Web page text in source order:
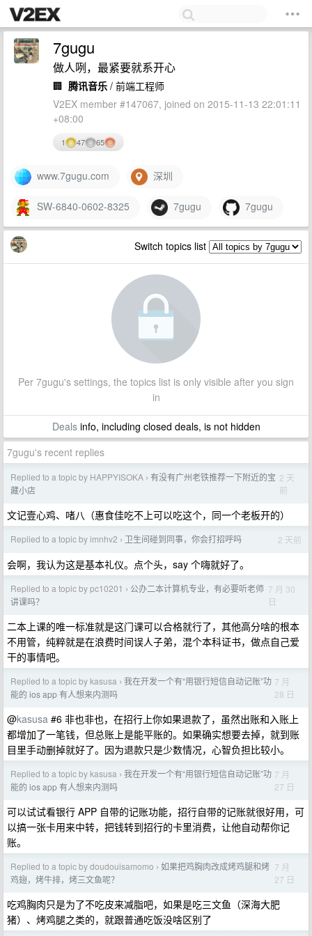
7gugu
做人咧，最紧要就系开心
🏢 腾讯音乐 / 前端工程师
V2EX member #147067, joined on 2015-11-13 22:01:11
+08:00
1 47 65
www.7gugu.com 深圳
SW-6840-0602-8325 7gugu 7gugu
Switch topics list
Per 7gugu's settings, the topics list is only visible after you sign
in
Dealsinfo, including closed deals, is not hidden
7gugu's recent replies
Replied to a topic by HAPPYISOKA › 有没有广州老铁推荐一下附近的宝
藏小店
2 天
前
文记壹心鸡、啫八（惠食佳吃不上可以吃这个，同一个老板开的）
Replied to a topic by imnhv2 › 卫生间碰到同事，你会打招呼吗 2 天前
会啊，我认为这是基本礼仪。点个头，say 个嗨就好了。
Replied to a topic by pc10201 › 公办二本计算机专业，有必要听老师
讲课吗？
7 月 30
日
二本上课的唯一标准就是这门课可以合格就行了，其他高分啥的根本
不用管，纯粹就是在浪费时间误人子弟，混个本科证书，做点自己爱
干的事情吧。
Replied to a topic by kasusa › 我在开发一个有“用银行短信自动记账”功
能的 ios app 有人想来内测吗
7 月
28 日
@kasusa #6 非也非也，在招行上你如果退款了，虽然出账和入账上
都增加了一笔钱，但总账上是能平账的。如果确实想要去掉，就到账
目里手动删掉就好了。因为退款只是少数情况，心智负担比较小。
Replied to a topic by kasusa › 我在开发一个有“用银行短信自动记账”功
能的 ios app 有人想来内测吗
7 月
27 日
可以试试看银行 APP 自带的记账功能，招行自带的记账就很好用，可
以搞一张卡用来中转，把钱转到招行的卡里消费，让他自动帮你记
账。
Replied to a topic by doudouisamomo › 如果把鸡胸肉改成烤鸡腿和烤
鸡翅，烤牛排，烤三文鱼呢？
7 月
27 日
吃鸡胸肉只是为了不吃皮来减脂吧，如果是吃三文鱼（深海大肥
猪）、烤鸡腿之类的，就跟普通吃饭没啥区别了